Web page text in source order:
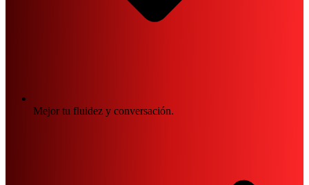
Mejor tu fluidez y conversación.